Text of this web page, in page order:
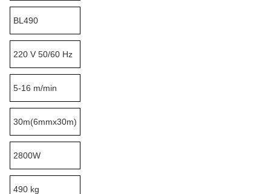
BL490
220 V 50/60 Hz
5-16 m/min
30m(6mmx30m)
2800W
490 kg